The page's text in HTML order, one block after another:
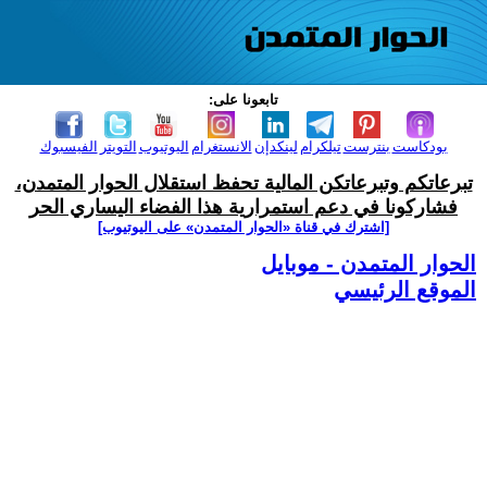
تابعونا على:
الفيسبوك التويتر اليوتيوب الانستغرام لينكدإن تيلكرامبنترست بودكاست
تبرعاتكم وتبرعاتكن المالية تحفظ استقلال الحوار المتمدن،
فشاركونا في دعم استمرارية هذا الفضاء اليساري الحر
[اشترك في قناة ‫«الحوار المتمدن» على اليوتيوب]
الحوار المتمدن - موبايل
الموقع الرئيسي